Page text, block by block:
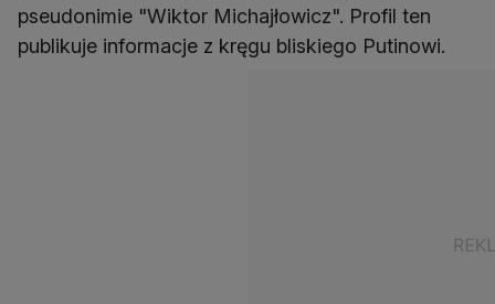
pseudonimie "Wiktor Michajłowicz". Profil ten
publikuje informacje z kręgu bliskiego Putinowi.